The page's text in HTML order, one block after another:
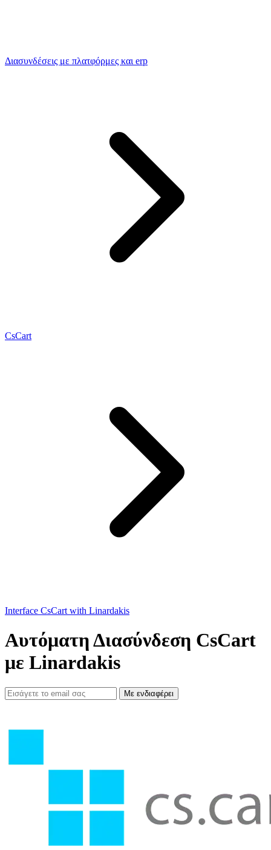
Διασυνδέσεις με πλατφόρμες και erp
CsCart
Interface CsCart with Linardakis
Αυτόματη Διασύνδεση CsCart
με Linardakis
Με ενδιαφέρει